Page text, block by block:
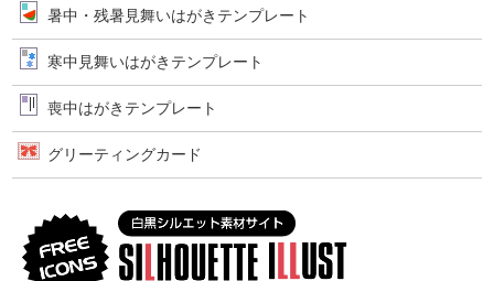
暑中・残暑見舞いはがきテンプレート
寒中見舞いはがきテンプレート
喪中はがきテンプレート
グリーティングカード